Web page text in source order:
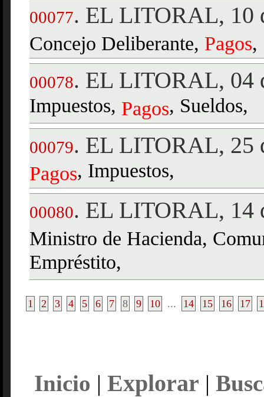
00077. EL LITORAL, 10
Concejo Deliberante, Pagos,
00078. EL LITORAL, 04
Impuestos, Pagos, Sueldos,
00079. EL LITORAL, 25
Pagos, Impuestos,
00080. EL LITORAL, 14
Ministro de Hacienda,
Empréstito,
1 2 3 4 5 6 7 8 9 10 ... 14 15 16 17
Inicio | Explorar |